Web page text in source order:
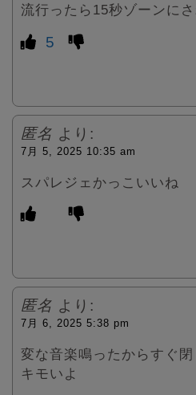
流行ったら15秒ゾーンに
5
匿名 より:
7月 5, 2025 10:35 am
スパレジェかっこいいね
匿名 より:
7月 6, 2025 5:38 pm
変な音楽鳴ったからすぐ閉
キモいよ